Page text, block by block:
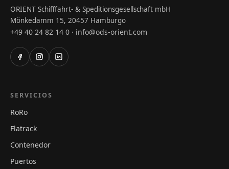
ORIENT Schifffahrt- & Speditionsgesellschaft mbH
Mönkedamm 15, 20457 Hamburgo
+49 40 24 82 14 0 · info@ods-orient.com
SERVICIOS
RoRo
Flatrack
Contenedor
Puertos